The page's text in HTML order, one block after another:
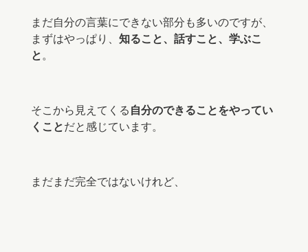
まだ自分の言葉にできない部分も多いのですが、
まずはやっぱり、 知ること、話すこと、学ぶこ
と。
そこから見えてくる自分のできることをやってい
くことだと感じています。
まだまだ完全ではないけれど、